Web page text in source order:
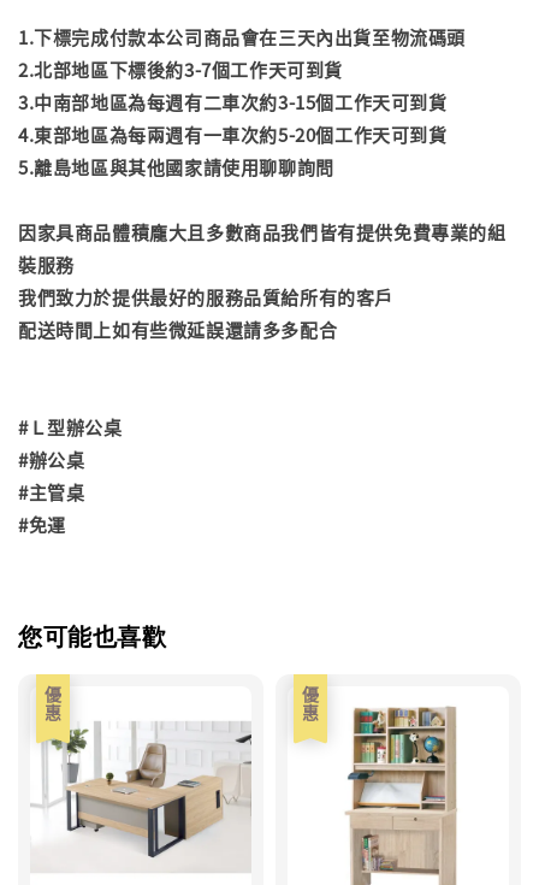
1.下標完成付款本公司商品會在三天內出貨至物流碼頭
2.北部地區下標後約3-7個工作天可到貨
3.中南部地區為每週有二車次約3-15個工作天可到貨
4.東部地區為每兩週有一車次約5-20個工作天可到貨
5.離島地區與其他國家請使用聊聊詢問
因家具商品體積龐大且多數商品我們皆有提供免費專業的組
裝服務
我們致力於提供最好的服務品質給所有的客戶
配送時間上如有些微延誤還請多多配合
#Ｌ型辦公桌
#辦公桌
#主管桌
#免運
您可能也喜歡
優惠 優惠